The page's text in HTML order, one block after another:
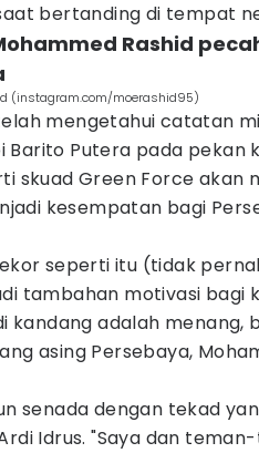
bertanding di tempat
Rashid
(instagram.com/moerashid95)
mengetahui catatan
Barito Putera pada pekan
skuad Green Force akan
kesempatan bagi
seperti itu (tidak
tambahan motivasi bagi
kandang adalah menang,
asing Persebaya,
senada dengan tekad
Idrus. "Saya dan